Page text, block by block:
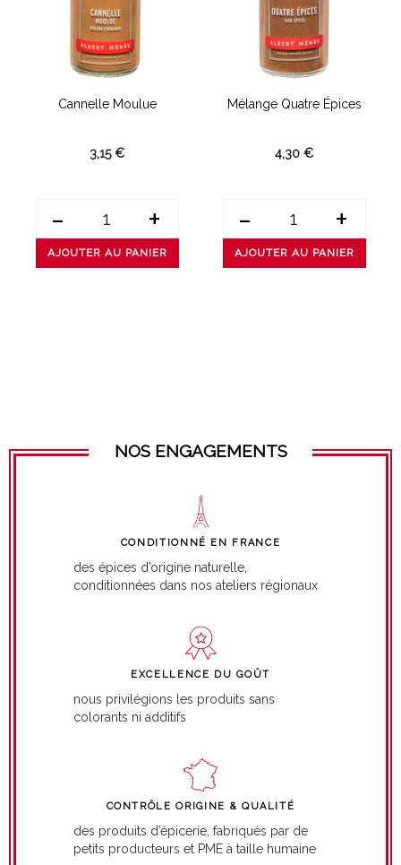
Cannelle Moulue
3,15 €
- +
AJOUTER AU PANIER
Mélange Quatre Épices
4,30 €
- +
AJOUTER AU PANIER
NOS ENGAGEMENTS
CONDITIONNÉ EN FRANCE
des épices d’origine naturelle,
conditionnées dans nos ateliers régionaux
EXCELLENCE DU GOÛT
nous privilégions les produits sans
colorants ni additifs
CONTRÔLE ORIGINE & QUALITÉ
des produits d’épicerie, fabriqués par de
petits producteurs et PME à taille humaine